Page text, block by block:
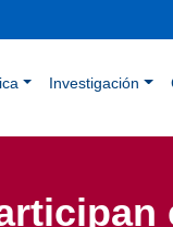
principal
Investigación